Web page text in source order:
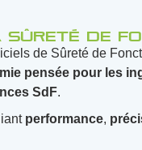
sûreté de
de Sûreté de
pensée pour les
SdF.
performance,